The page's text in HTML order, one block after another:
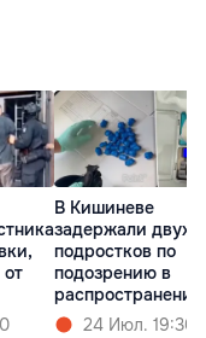
В Кишиневе
задержали двух
подростков по
подозрению в
распространении
наркотиков
24 Июл. 19:30